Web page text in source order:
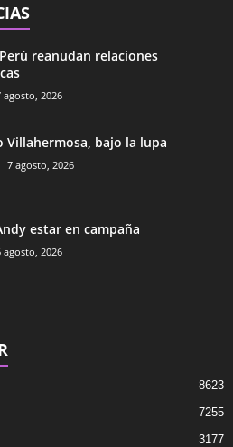
reanudan relaciones
agosto, 2026
Villahermosa, bajo la lupa
7 agosto, 2026
estar en campaña
agosto, 2026
8623
7255
3177